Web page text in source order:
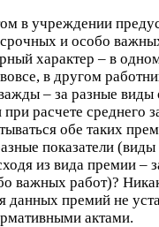
в учреждении
и особо
характер – в
в другом
– за разные
расчете среднего
обе таких
показатели
из вида премии –
важных работ)?
данных премий не
актами.